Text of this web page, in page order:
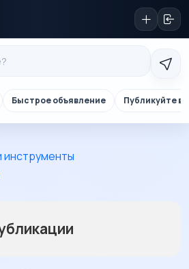
Быстрое объявление Публикуйте в
инструменты